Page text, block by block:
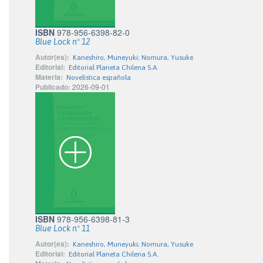
ISBN 978-956-6398-82-0
Blue Lock nº 12
Autor(es): Kaneshiro, Muneyuki; Nomura, Yusuke
Editorial: Editorial Planeta Chilena S.A.
Materia: Novelística española
Publicado: 2026-09-01
ISBN 978-956-6398-81-3
Blue Lock nº 11
Autor(es): Kaneshiro, Muneyuki; Nomura, Yusuke
Editorial: Editorial Planeta Chilena S.A.